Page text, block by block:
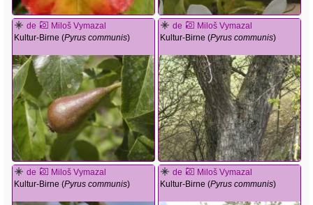
de
Miloš Vymazal
Kultur-Birne (Pyrus communis)
de
Miloš Vymazal
Kultur-Birne (Pyrus communis)
de
Miloš Vymazal
Kultur-Birne (Pyrus communis)
de
Miloš Vymazal
Kultur-Birne (Pyrus communis)